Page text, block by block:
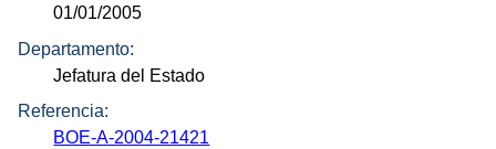
01/01/2005
Departamento:
Jefatura del Estado
Referencia:
BOE-A-2004-21421